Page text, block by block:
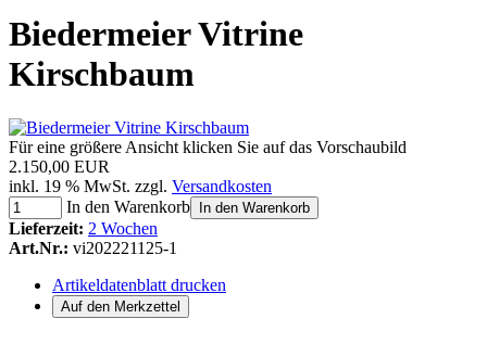
Biedermeier Vitrine
Kirschbaum
Für eine größere Ansicht klicken Sie auf das Vorschaubild
2.150,00 EUR
inkl. 19 % MwSt. zzgl. Versandkosten
In den Warenkorb
In den Warenkorb
Lieferzeit: 2 Wochen
Art.Nr.: vi202221125-1
Artikeldatenblatt drucken